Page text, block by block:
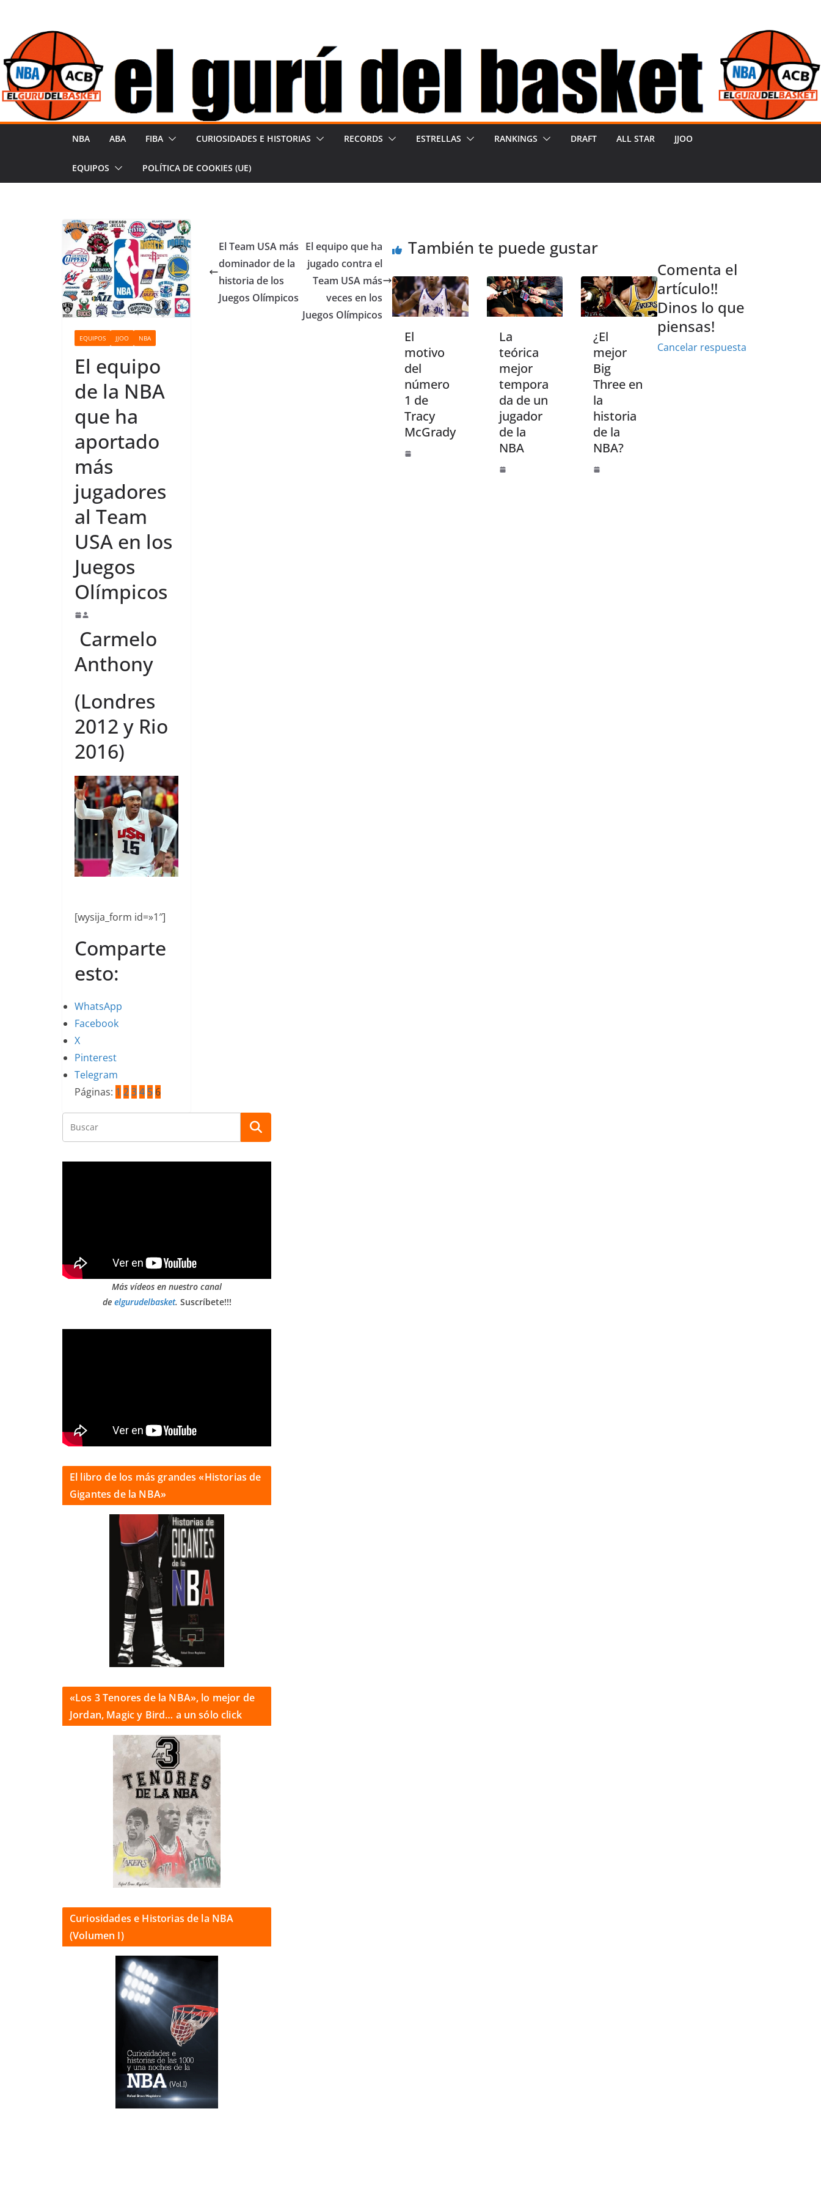
r
l
NBA ABA FIBA CURIOSIDADES E HISTORIAS RECORDS ESTRELLAS RANKINGS DRAFT ALL STAR JJOO
EQUIPOS POLÍTICA DE COOKIES (UE)
EQUIPOS JJOO NBA
El equipo
de la NBA
que ha
aportado
más
jugadores
al Team
USA en los
Juegos
Olímpicos
Carmelo
Anthony
(Londres
2012 y Rio
2016)
[wysija_form id=»1″]
Comparte
esto:
WhatsApp
Facebook
X
Pinterest
Telegram
Páginas: 1 234 5 6
El Team USA más
dominador de la
historia de los
Juegos Olímpicos
El equipo que ha
jugado contra el
Team USA más
veces en los
Juegos Olímpicos
También te puede gustar
El
motivo
del
número
1 de
Tracy
McGrady
La
teórica
mejor
tempora
da de un
jugador
de la
NBA
¿El
mejor
Big
Three en
la
historia
de la
NBA?
Comenta el
artículo!!
Dinos lo que
piensas!
Cancelar respuesta
Más vídeos en nuestro canal
de elgurudelbasket. Suscríbete!!!
El libro de los más grandes «Historias de
Gigantes de la NBA»
«Los 3 Tenores de la NBA», lo mejor de
Jordan, Magic y Bird… a un sólo click
Curiosidades e Historias de la NBA
(Volumen I)